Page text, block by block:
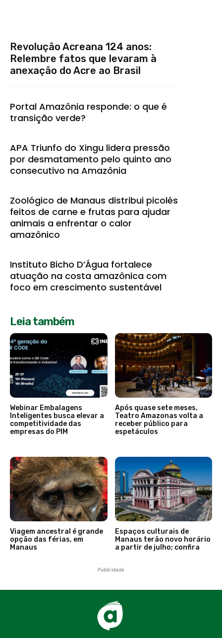
Revolução Acreana 124 anos:
Relembre fatos que levaram à
anexação do Acre ao Brasil
Portal Amazônia responde: o que é
transição verde?
APA Triunfo do Xingu lidera pressão
por desmatamento pelo quinto ano
consecutivo na Amazônia
Zoológico de Manaus distribui picolés
feitos de carne e frutas para ajudar
animais a enfrentar o calor
amazônico
Instituto Bicho D’Água fortalece
atuação na costa amazônica com
foco em crescimento sustentável
Leia também
Webinar Embalagens
Inteligentes busca elevar a
competitividade das
empresas do PIM
Após quase sete meses,
Teatro Amazonas volta a
receber público para
espetáculos
Viagem ancestral é grande
opção das férias, em
Manaus
Espaços culturais de
Manaus terão novo horário
a partir de julho; confira
Publicidade